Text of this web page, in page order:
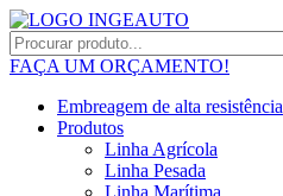
FAÇA UM ORÇAMENTO!
Embreagem de alta resistência
Produtos
Linha Agrícola
Linha Pesada
Linha Marítima